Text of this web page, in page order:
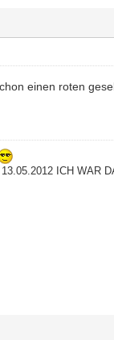
einen roten
ICH WAR